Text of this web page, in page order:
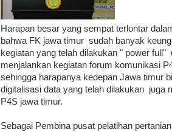
Harapan besar yang sempat terlontar
bahwa FK jawa timur sudah banyak
kegiatan yang telah dilakukan " power full"
menjalankan kegiatan forum komunikasi
sehingga harapanya kedepan Jawa timur
digitalisasi data yang telah dilakukan juga
P4S jawa timur.
Sebagai Pembina pusat pelatihan